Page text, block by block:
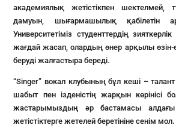
академиялық жетістікпен шектелмей,
дамуын, шығармашылық қабілетін
Университетіміз студенттердің
жағдай жасап, олардың өнер арқылы өзін-
беруді жалғастыра береді.
“Singer” вокал клубының бұл кеші –
шабыт пен ізденістің жарқын көрінісі
жастарымыздың әр бастамасы
жетістіктерге жетелей беретініне сенім мол.